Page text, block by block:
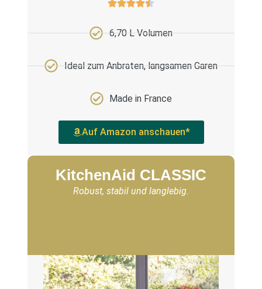
6,70 L Volumen
Ideal zum Anbraten, langsamen Garen
Made in France
Auf Amazon anschauen*
KitchenAid CLASSIC
Robust, stabil und langlebig.